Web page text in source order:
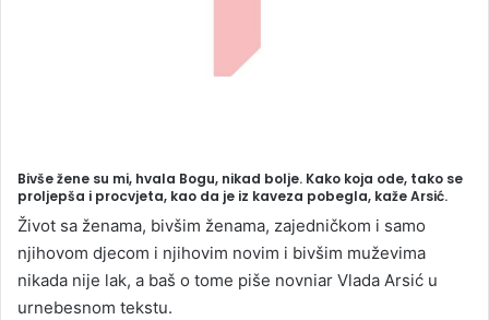
Bivše žene su mi, hvala Bogu, nikad bolje. Kako koja ode, tako se
proljepša i procvjeta, kao da je iz kaveza pobegla, kaže Arsić.
Život sa ženama, bivšim ženama, zajedničkom i samo
njihovom djecom i njihovim novim i bivšim muževima
nikada nije lak, a baš o tome piše novniar Vlada Arsić u
urnebesnom tekstu.